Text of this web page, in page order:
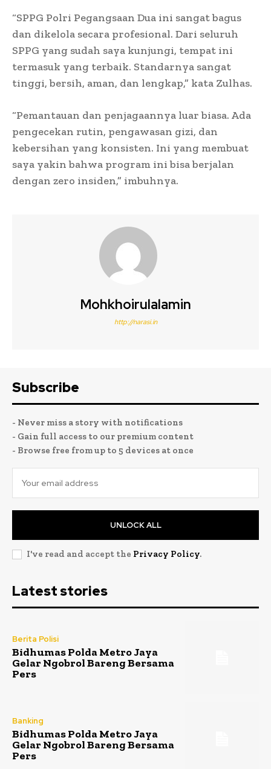
“SPPG Polri Pegangsaan Dua ini sangat bagus
dan dikelola secara profesional. Dari seluruh
SPPG yang sudah saya kunjungi, tempat ini
termasuk yang terbaik. Standarnya sangat
tinggi, bersih, aman, dan lengkap,” kata Zulhas.
“Pemantauan dan penjagaannya luar biasa. Ada
pengecekan rutin, pengawasan gizi, dan
kebersihan yang konsisten. Ini yang membuat
saya yakin bahwa program ini bisa berjalan
dengan zero insiden,” imbuhnya.
Mohkhoirulalamin
http://narasi.in
Subscribe
- Never miss a story with notifications
- Gain full access to our premium content
- Browse free from up to 5 devices at once
UNLOCK ALL
I've read and accept the Privacy Policy.
Latest stories
Berita Polisi
Bidhumas Polda Metro Jaya
Gelar Ngobrol Bareng Bersama
Pers
Banking
Bidhumas Polda Metro Jaya
Gelar Ngobrol Bareng Bersama
Pers